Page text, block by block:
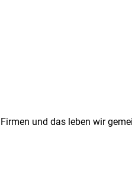
und das leben wir